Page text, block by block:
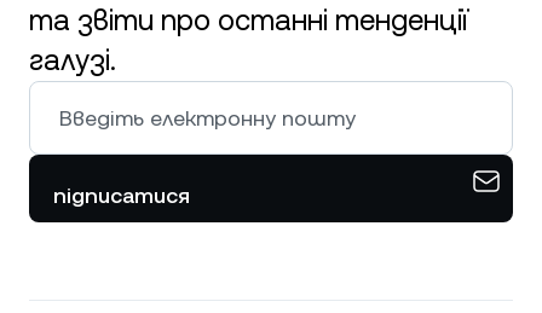
та звіти про останні тенденції
галузі.
підписатися